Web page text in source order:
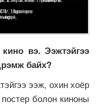
вэ. Ээжтэйгээ
байх?
ээж, охин хоёр
болон киноны